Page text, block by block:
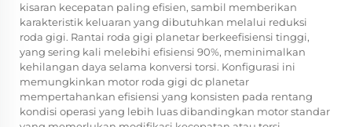
kisaran kecepatan paling efisien, sambil memberikan
karakteristik keluaran yang dibutuhkan melalui reduksi
roda gigi. Rantai roda gigi planetar berkeefisiensi tinggi,
yang sering kali melebihi efisiensi 90%, meminimalkan
kehilangan daya selama konversi torsi. Konfigurasi ini
memungkinkan motor roda gigi dc planetar
mempertahankan efisiensi yang konsisten pada rentang
kondisi operasi yang lebih luas dibandingkan motor standar